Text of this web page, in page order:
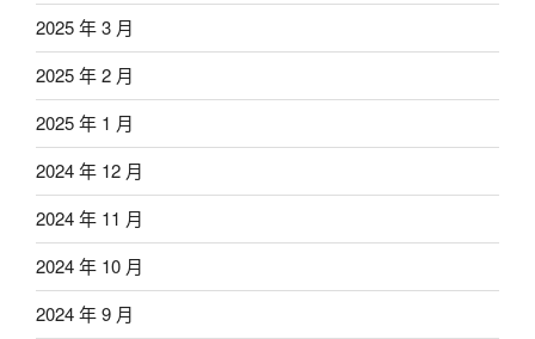
2025 年 3 月
2025 年 2 月
2025 年 1 月
2024 年 12 月
2024 年 11 月
2024 年 10 月
2024 年 9 月